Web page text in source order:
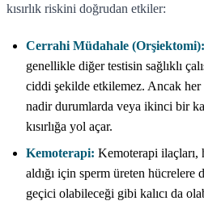
kısırlık riskini doğrudan etkiler:
Cerrahi Müdahale (Orşiektomi):
genellikle diğer testisin sağlıklı
ciddi şekilde etkilemez. Ancak her
nadir durumlarda veya ikinci bir
kısırlığa yol açar.
Kemoterapi: Kemoterapi ilaçları,
aldığı için sperm üreten hücrelere
geçici olabileceği gibi kalıcı da